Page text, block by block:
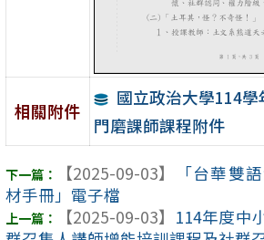
相關附件
國立政治大學114
門磨課師課程附件
【2025-09-03】
「台華雙
材手冊」電子檔
【2025-09-03】 114年度中